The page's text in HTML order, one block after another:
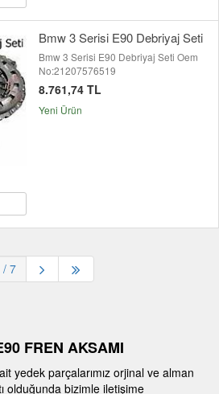
Bmw 3 Serisi E90 Debriyaj Seti
Bmw 3 Serisi E90 Debriyaj Seti Oem
No:21207576519
8.761,74 TL
Yeni Ürün
/ 7
FREN AKSAMI
ait yedek parçalarımız orjinal ve alman
olduğunda bizimle iletişime